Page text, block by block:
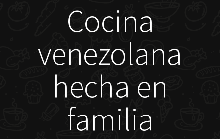
Cocina
venezolana
hecha en
familia